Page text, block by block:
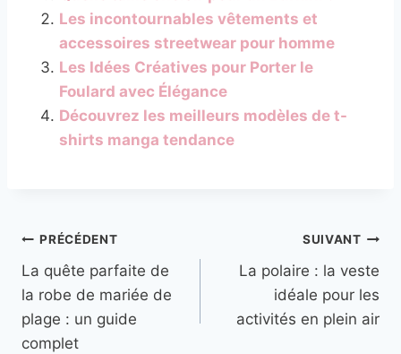
Les incontournables vêtements et
accessoires streetwear pour homme
Les Idées Créatives pour Porter le
Foulard avec Élégance
Découvrez les meilleurs modèles de t-
shirts manga tendance
Navigation
de
l’article
PRÉCÉDENT
La quête parfaite de
la robe de mariée de
plage : un guide
complet
SUIVANT
La polaire : la veste
idéale pour les
activités en plein air